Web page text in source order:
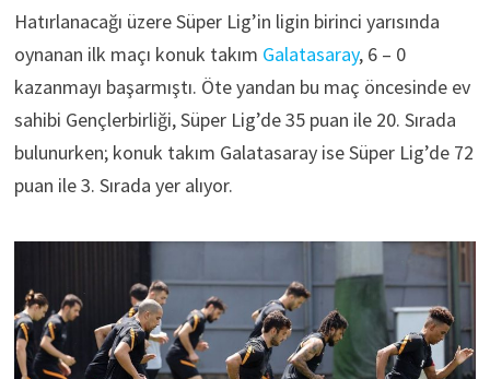
Hatırlanacağı üzere Süper Lig’in ligin birinci yarısında
oynanan ilk maçı konuk takım Galatasaray, 6 – 0
kazanmayı başarmıştı. Öte yandan bu maç öncesinde ev
sahibi Gençlerbirliği, Süper Lig’de 35 puan ile 20. Sırada
bulunurken; konuk takım Galatasaray ise Süper Lig’de 72
puan ile 3. Sırada yer alıyor.